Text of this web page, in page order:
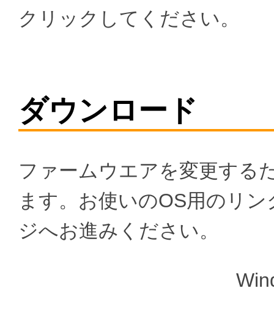
クリックしてください。
ダウンロード
ファームウエアを変更する
ます。お使いのOS用のリ
ジへお進みください。